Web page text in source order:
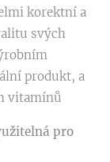
korektní a
svých
produkt, a
vitamínů
pro